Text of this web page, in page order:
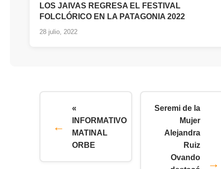
LOS JAIVAS REGRESA EL FESTIVAL
FOLCLÓRICO EN LA PATAGONIA 2022
28 julio, 2022
«
INFORMATIVO
MATINAL
ORBE
Seremi de la
Mujer
Alejandra
Ruiz
Ovando